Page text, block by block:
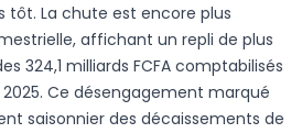
tôt. La chute est encore plus
affichant un repli de plus
324,1 milliards FCFA comptabilisés
Ce désengagement marqué
saisonnier des décaissements de